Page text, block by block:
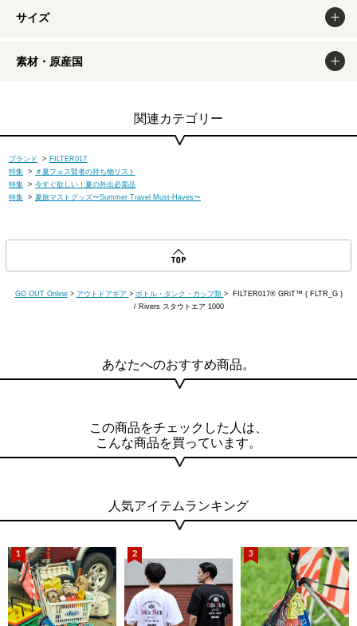
ィスプレイの性質上、実際の色と異なって見える場合がございま
すので予めご了承ください。
サイズ
素材・原産国
関連カテゴリー
ブランド > FILTER017
特集 > ＃夏フェス賢者の持ち物リスト
特集 > 今すぐ欲しい！夏の外出必需品
特集 > 夏旅マストグッズ〜Summer Travel Must-Haves〜
GO OUT Online > アウトドアギア > ボトル・タンク・カップ類 > FILTER017® GRiT™ ( FLTR_G )
/ Rivers スタウトエア 1000
あなたへのおすすめ商品。
この商品をチェックした人は、
こんな商品を買っています。
人気アイテムランキング